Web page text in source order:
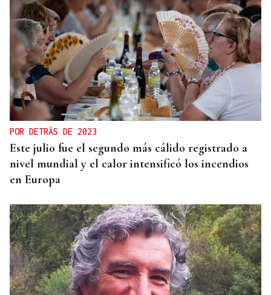
POR DETRÁS DE 2023
Este julio fue el segundo más cálido registrado a
nivel mundial y el calor intensificó los incendios
en Europa